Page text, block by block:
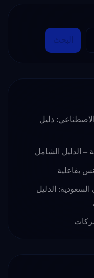
البحث
دليل
– الدليل الشامل
بفاعلية
السعودية: الدليل